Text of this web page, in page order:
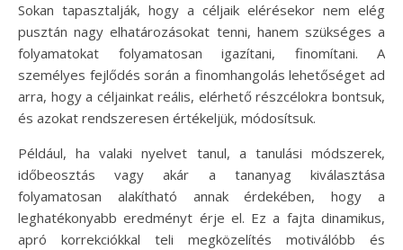
Sokan tapasztalják, hogy a céljaik elérésekor nem elég
pusztán nagy elhatározásokat tenni, hanem szükséges a
folyamatokat folyamatosan igazítani, finomítani. A
személyes fejlődés során a finomhangolás lehetőséget ad
arra, hogy a céljainkat reális, elérhető részcélokra bontsuk,
és azokat rendszeresen értékeljük, módosítsuk.
Például, ha valaki nyelvet tanul, a tanulási módszerek,
időbeosztás vagy akár a tananyag kiválasztása
folyamatosan alakítható annak érdekében, hogy a
leghatékonyabb eredményt érje el. Ez a fajta dinamikus,
apró korrekciókkal teli megközelítés motiválóbb és